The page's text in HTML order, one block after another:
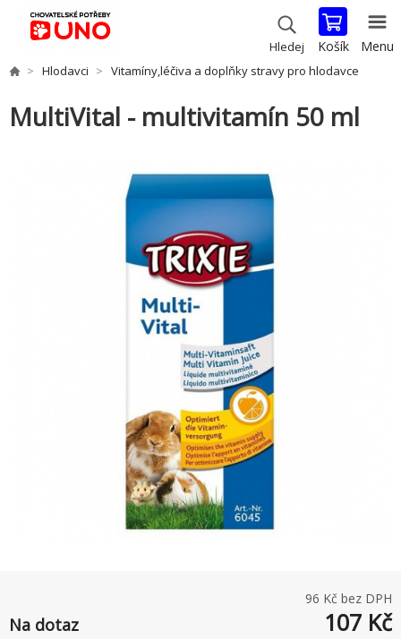
Hledej Košík Menu
Hlodavci Vitamíny,léčiva a doplňky stravy pro hlodavce
MultiVital - multivitamín 50 ml
96 Kč bez DPH
Na dotaz 107 Kč